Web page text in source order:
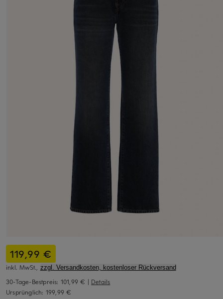
119,99 €
inkl. MwSt., zzgl. Versandkosten, kostenloser Rückversand
30-Tage-Bestpreis: 101,99 € | Details
Ursprünglich: 199,99 €